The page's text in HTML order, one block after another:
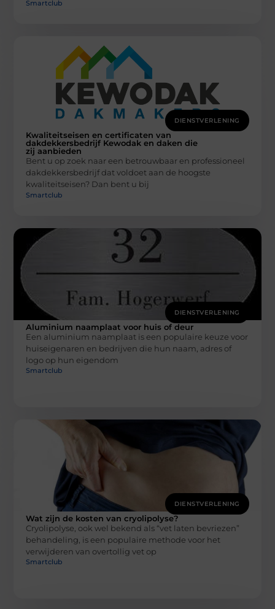
Smartclub
DIENSTVERLENING
Kwaliteitseisen en certificaten van
dakdekkersbedrijf Kewodak en daken die
zij aanbieden
Bent u op zoek naar een betrouwbaar en professioneel
dakdekkersbedrijf dat voldoet aan de hoogste
kwaliteitseisen? Dan bent u bij
Smartclub
DIENSTVERLENING
Aluminium naamplaat voor huis of deur
Een aluminium naamplaat is een populaire keuze voor
huiseigenaren en bedrijven die hun naam, adres of
logo op hun eigendom
Smartclub
DIENSTVERLENING
Wat zijn de kosten van cryolipolyse?
Cryolipolyse, ook wel bekend als “vet laten bevriezen”
behandeling, is een populaire methode voor het
verwijderen van overtollig vet op
Smartclub